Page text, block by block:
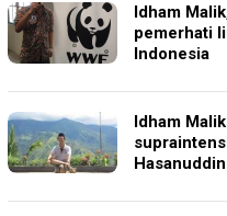
Idham
pemerhati
Indonesia
Idham